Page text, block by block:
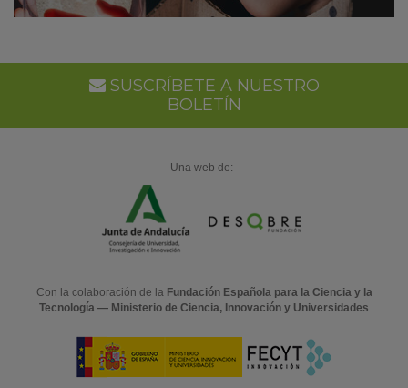
SUSCRÍBETE A NUESTRO
BOLETÍN
Una web de:
Con la colaboración de la Fundación Española para la Ciencia y la
Tecnología — Ministerio de Ciencia, Innovación y Universidades